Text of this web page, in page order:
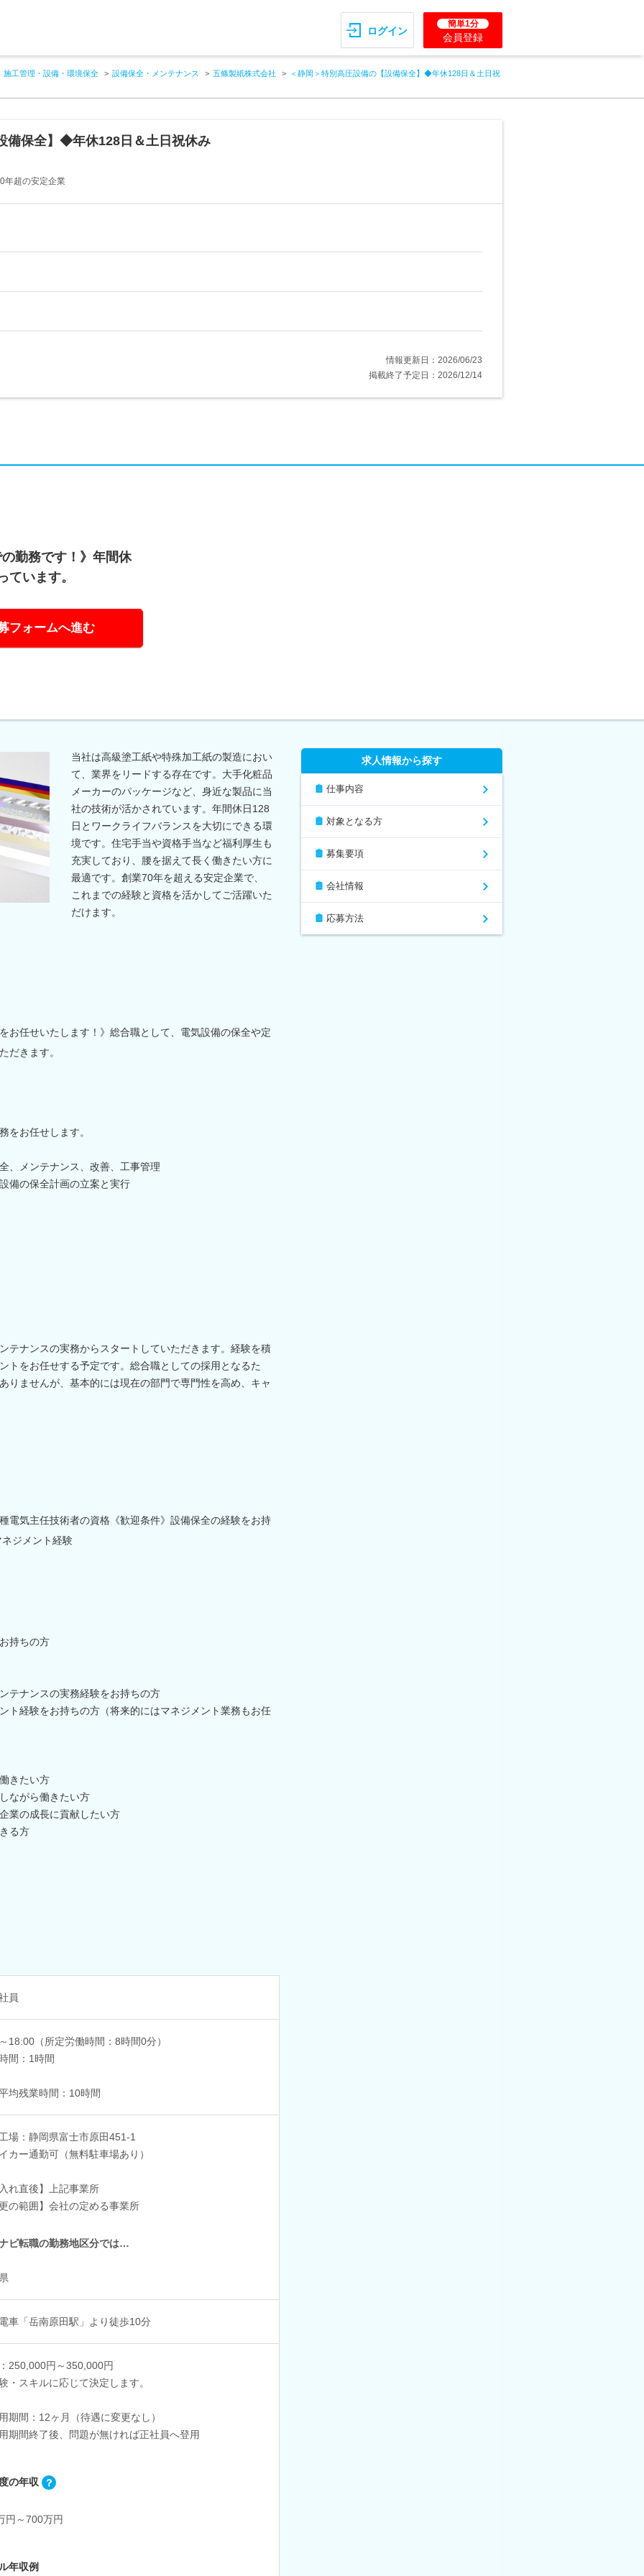
ログイン
簡単1分
会員登録
施工管理・設備・環境保全 設備保全・メンテナンス 五條製紙株式会社 ＜静岡＞特別高圧設備の【設備保全】◆年休128日＆土日祝
備保全】◆年休128日＆土日祝休み
年超の安定企業
情報更新日：2026/06/23
掲載終了予定日：2026/12/14
勤務です！》年間休
ています。
フォームへ進む
当社は高級塗工紙や特殊加工紙の製造におい
て、業界をリードする存在です。大手化粧品
メーカーのパッケージなど、身近な製品に当
社の技術が活かされています。年間休日128
日とワークライフバランスを大切にできる環
境です。住宅手当や資格手当など福利厚生も
充実しており、腰を据えて長く働きたい方に
最適です。創業70年を超える安定企業で、
これまでの経験と資格を活かしてご活躍いた
だけます。
お任せいたします！》総合職として、電気設備の保全や定
だきます。
をお任せします。
、メンテナンス、改善、工事管理
備の保全計画の立案と実行
テナンスの実務からスタートしていただきます。経験を積
トをお任せする予定です。総合職としての採用となるた
りませんが、基本的には現在の部門で専門性を高め、キャ
電気主任技術者の資格《歓迎条件》設備保全の経験をお持
ジメント経験
持ちの方
テナンスの実務経験をお持ちの方
ト経験をお持ちの方（将来的にはマネジメント業務もお任
きたい方
ながら働きたい方
業の成長に貢献したい方
る方
員
18:00（所定労働時間：8時間0分）
間：1時間
均残業時間：10時間
場：静岡県富士市原田451-1
カー通勤可（無料駐車場あり）
れ直後】上記事業所
の範囲】会社の定める事業所
ビ転職の勤務地区分では…
車「岳南原田駅」より徒歩10分
250,000円～350,000円
・スキルに応じて決定します。
期間：12ヶ月（待遇に変更なし）
期間終了後、問題が無ければ正社員へ登用
の年収
円～700万円
年収例
求人情報から探す
仕事内容
対象となる方
募集要項
会社情報
応募方法